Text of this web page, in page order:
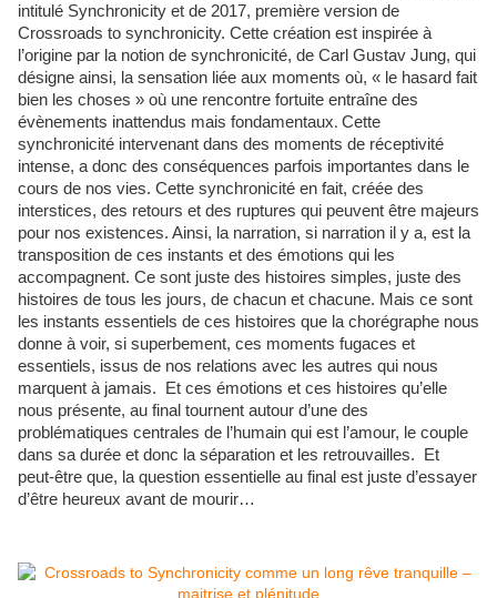
intitulé Synchronicity et de 2017, première version de
Crossroads to synchronicity. Cette création est inspirée à
l’origine par la notion de synchronicité, de Carl Gustav Jung, qui
désigne ainsi, la sensation liée aux moments où, « le hasard fait
bien les choses » où une rencontre fortuite entraîne des
évènements inattendus mais fondamentaux. Cette
synchronicité intervenant dans des moments de réceptivité
intense, a donc des conséquences parfois importantes dans le
cours de nos vies. Cette synchronicité en fait, créée des
interstices, des retours et des ruptures qui peuvent être majeurs
pour nos existences. Ainsi, la narration, si narration il y a, est la
transposition de ces instants et des émotions qui les
accompagnent. Ce sont juste des histoires simples, juste des
histoires de tous les jours, de chacun et chacune. Mais ce sont
les instants essentiels de ces histoires que la chorégraphe nous
donne à voir, si superbement, ces moments fugaces et
essentiels, issus de nos relations avec les autres qui nous
marquent à jamais. Et ces émotions et ces histoires qu’elle
nous présente, au final tournent autour d’une des
problématiques centrales de l’humain qui est l’amour, le couple
dans sa durée et donc la séparation et les retrouvailles. Et
peut-être que, la question essentielle au final est juste d’essayer
d’être heureux avant de mourir…